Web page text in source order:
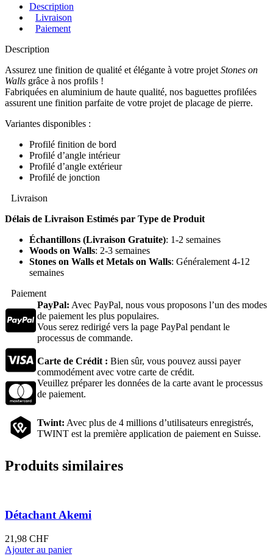
Description
Livraison
Paiement
Description
Assurez une finition de qualité et élégante à votre projet Stones on
Walls grâce à nos profils !
Fabriquées en aluminium de haute qualité, nos baguettes profilées
assurent une finition parfaite de votre projet de placage de pierre.
Variantes disponibles :
Profilé finition de bord
Profilé d’angle intérieur
Profilé d’angle extérieur
Profilé de jonction
Livraison
Délais de Livraison Estimés par Type de Produit
Échantillons (Livraison Gratuite): 1-2 semaines
Woods on Walls: 2-3 semaines
Stones on Walls et Metals on Walls: Généralement 4-12
semaines
Paiement
PayPal: Avec PayPal, nous vous proposons l’un des modes
de paiement les plus populaires.
Vous serez redirigé vers la page PayPal pendant le
processus de commande.
Carte de Crédit : Bien sûr, vous pouvez aussi payer
commodément avec votre carte de crédit.
Veuillez préparer les données de la carte avant le processus
de paiement.
Twint: Avec plus de 4 millions d’utilisateurs enregistrés,
TWINT est la première application de paiement en Suisse.
Produits similaires
Détachant Akemi
21,98 CHF
Ajouter au panier